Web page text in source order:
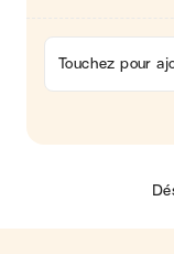
Touchez pour